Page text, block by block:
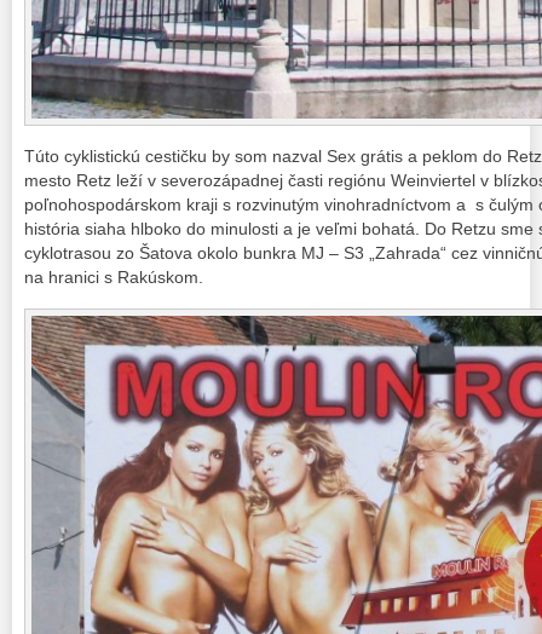
Túto cyklistickú cestičku by som nazval Sex grátis a peklom do
mesto Retz leží v severozápadnej časti regiónu Weinviertel v
poľnohospodárskom kraji s rozvinutým vinohradníctvom a s
história siaha hlboko do minulosti a je veľmi bohatá. Do Retzu
cyklotrasou zo Šatova okolo bunkra MJ – S3 „Zahrada“ cez
na hranici s Rakúskom.